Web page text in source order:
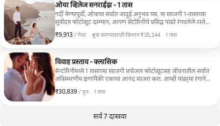
लोकेशनमध्ये प्रसिद्ध निळे घुमट समाविष्ट नाहीत.• समाविष्ट आहे: 50
फोटोज/तास
ओया व्हिलेज सनराईझ - 1 तास
गर्दी येण्यापूर्वी, ओयाचा सर्वात जादुई अनुभव घ्या. या खाजगी 1-तासाच्या
सूर्योदय फोटोशूट दरम्यान, आपण सेंटोरिनीचे प्रसिद्ध पांढरे रंगवलेले रस्ते,
प्रकाशाने भरलेले लपलेले कोपरे एक्सप्लोर करू. शांत वातावरण
₹9,913 / गेस्ट
₹9,913 प्रति गेस्ट· बुक करण्यासाठी किमान ₹35,244
, · 1 तास
विवाह प्रस्ताव - क्लासिक
सॅन्टोरिनीमध्ये 1 तासाच्या खाजगी प्रपोजल फोटोशूटसह जीवनातील सर्वात
अविस्मरणीय क्षणांपैकी एकाचा आनंद साजरा करा. आम्ही पांढर्‍या रंगाने
आणि बेटाच्या सर्वात रोमँटिक दृश्यांमध्ये तुमच्या साखरपुड्याचे छायाचित्रण
व्यावसायिकरित्या संपादित फोटो. पर्यायी GoPro व्हिडिओ उपलब्ध आहे.
₹30,839 / ग्रुप
₹30,839, प्रति ग्रुप
, · 1 तास
सर्व 7 दाखवा